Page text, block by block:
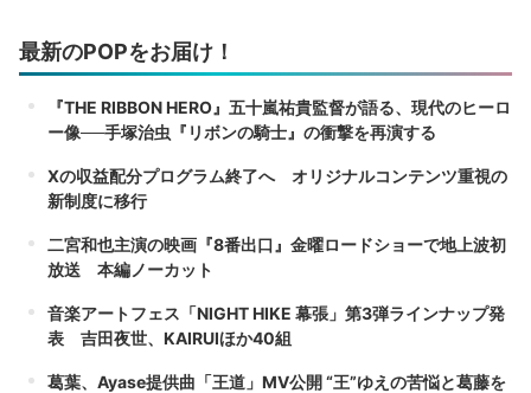
最新のPOPをお届け！
『THE RIBBON HERO』五十嵐祐貴監督が語る、現代のヒーロ
ー像──手塚治虫『リボンの騎士』の衝撃を再演する
Xの収益配分プログラム終了へ オリジナルコンテンツ重視の
新制度に移行
二宮和也主演の映画『8番出口』金曜ロードショーで地上波初
放送 本編ノーカット
音楽アートフェス「NIGHT HIKE 幕張」第3弾ラインナップ発
表 吉田夜世、KAIRUIほか40組
葛葉、Ayase提供曲「王道」MV公開 “王”ゆえの苦悩と葛藤を